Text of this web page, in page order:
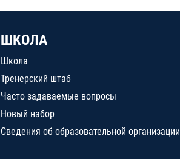
ШКОЛА
Школа
Тренерский штаб
Часто задаваемые вопросы
Новый набор
Сведения об образовательной организации